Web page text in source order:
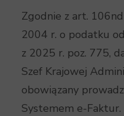
Zgodnie z art.
2004 r. o podatku
z 2025 r. poz. 775,
Szef Krajowej
obowiązany
Systemem e-Faktur.